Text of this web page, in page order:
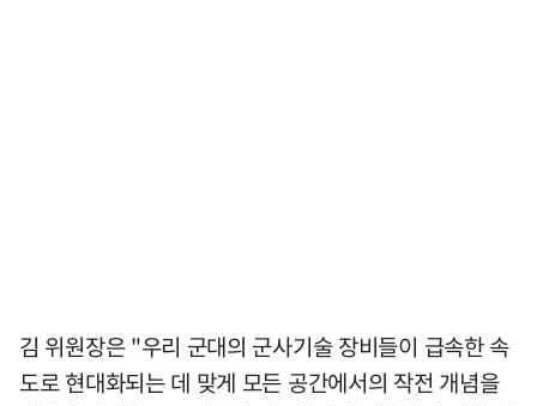
김 위원장은 "우리 군대의 군사기술 장비들이 급속한 속
도로 현대화되는 데 맞게 모든 공간에서의 작전 개념을